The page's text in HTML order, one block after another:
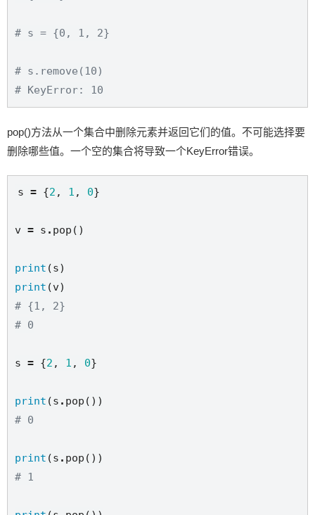
# s = {0, 1, 2}
# s.remove(10)
# KeyError: 10
pop()方法从一个集合中删除元素并返回它们的值。不可能选择要
删除哪些值。一个空的集合将导致一个KeyError错误。
s = {2 , 1 , 0}
v = s . pop()
print
print
# {1, 2}
# 0
s = {2 , 1 , 0}
print (s .
# 0
print (s .
# 1